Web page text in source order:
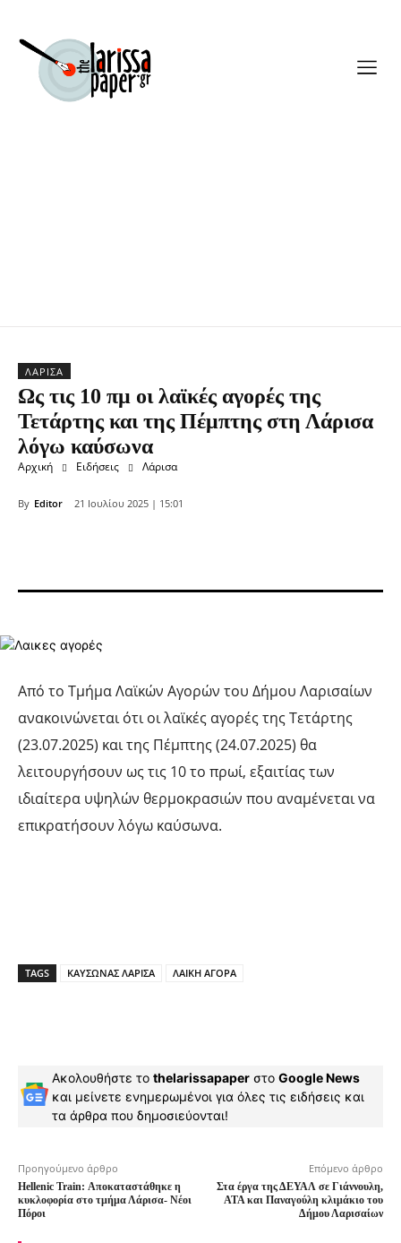
ΛΆΡΙΣΑ
Ως τις 10 πμ οι λαϊκές αγορές της
Τετάρτης και της Πέμπτης στη Λάρισα
λόγω καύσωνα
Αρχική Ειδήσεις Λάρισα
By Editor 21 Ιουλίου 2025 | 15:01
Από το Τμήμα Λαϊκών Αγορών του Δήμου Λαρισαίων
ανακοινώνεται ότι οι λαϊκές αγορές της Τετάρτης
(23.07.2025) και της Πέμπτης (24.07.2025) θα
λειτουργήσουν ως τις 10 το πρωί, εξαιτίας των
ιδιαίτερα υψηλών θερμοκρασιών που αναμένεται να
επικρατήσουν λόγω καύσωνα.
TAGS ΚΑΥΣΩΝΑΣ ΛΑΡΙΣΑ ΛΑΙΚΗ ΑΓΟΡΑ
Ακολουθήστε το thelarissapaper στο Google News
και μείνετε ενημερωμένοι για όλες τις ειδήσεις και
τα άρθρα που δημοσιεύονται!
Προηγούμενο άρθρο
Hellenic Train: Αποκαταστάθηκε η
κυκλοφορία στο τμήμα Λάρισα- Νέοι
Πόροι
Επόμενο άρθρο
Στα έργα της ΔΕΥΑΛ σε Γιάννουλη,
ΑΤΑ και Παναγούλη κλιμάκιο του
Δήμου Λαρισαίων